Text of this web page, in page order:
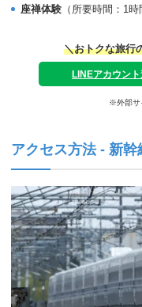
座禅体験 （所要時間：1
＼おトクな旅行
LINEアカウン
※外部サ
アクセス方法 - 新